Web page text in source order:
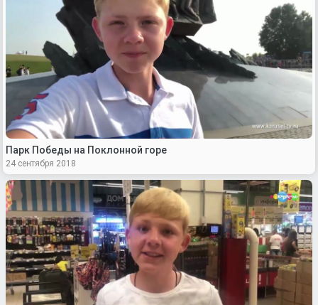
Парк Победы на Поклонной горе
24 сентября 2018